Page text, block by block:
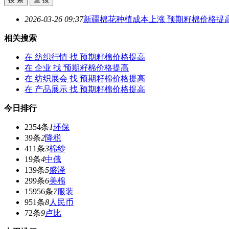
2026-03-26 09:37新疆棉花种植成本上涨 预期籽棉价格提
相关搜索
在 纺织行情 找 预期籽棉价格提高
在 企业 找 预期籽棉价格提高
在 纺织展会 找 预期籽棉价格提高
在 产品展示 找 预期籽棉价格提高
今日排行
2354条1环保
39条2降税
411条3棉纱
19条4中俄
139条5盛泽
299条6美棉
15956条7服装
951条8人民币
72条9卢比